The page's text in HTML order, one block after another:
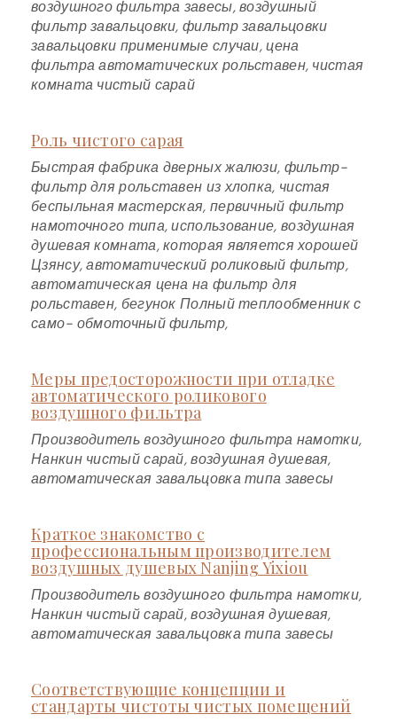
воздушного фильтра завесы, воздушный
фильтр завальцовки, фильтр завальцовки
завальцовки применимые случаи, цена
фильтра автоматических рольставен, чистая
комната чистый сарай
Роль чистого сарая
Быстрая фабрика дверных жалюзи, фильтр-
фильтр для рольставен из хлопка, чистая
беспыльная мастерская, первичный фильтр
намоточного типа, использование, воздушная
душевая комната, которая является хорошей
Цзянсу, автоматический роликовый фильтр,
автоматическая цена на фильтр для
рольставен, бегунок Полный теплообменник с
само- обмоточный фильтр,
Меры предосторожности при отладке
автоматического роликового
воздушного фильтра
Производитель воздушного фильтра намотки,
Нанкин чистый сарай, воздушная душевая,
автоматическая завальцовка типа завесы
Краткое знакомство с
профессиональным производителем
воздушных душевых Nanjing Yixiou
Производитель воздушного фильтра намотки,
Нанкин чистый сарай, воздушная душевая,
автоматическая завальцовка типа завесы
Соответствующие концепции и
стандарты чистоты чистых помещений